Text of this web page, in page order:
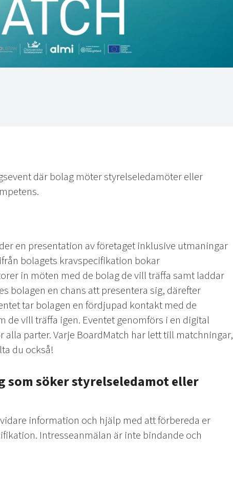
där bolag möter styrelseledamöter eller
en presentation av företaget inklusive utmaningar
bolagets kravspecifikation bokar
in möten med de bolag de vill träffa samt laddar
bolagen en chans att presentera sig, därefter
tar bolagen en fördjupad kontakt med de
vill träffa igen. Eventet genomförs i en digital
parter. Varje BoardMatch har lett till matchningar,
du också!
som söker styrelseledamot eller
information och hjälp med att förbereda er
Intresseanmälan är inte bindande och